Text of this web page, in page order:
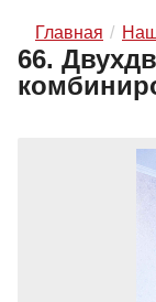
Главная
66.